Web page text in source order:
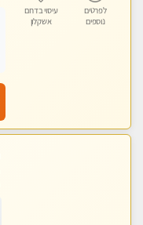
לפרטים
נוספים
עיסוי בדרום
אשקלון